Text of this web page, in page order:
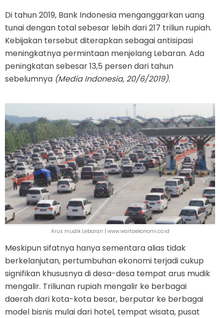
Di tahun 2019, Bank Indonesia menganggarkan uang
tunai dengan total sebesar lebih dari 217 triliun rupiah.
Kebijakan tersebut diterapkan sebagai antisipasi
meningkatnya permintaan menjelang Lebaran. Ada
peningkatan sebesar 13,5 persen dari tahun
sebelumnya (Media Indonesia, 20/6/2019).
Arus mudik Lebaran | www.wartaekonomi.co.id
Meskipun sifatnya hanya sementara alias tidak
berkelanjutan, pertumbuhan ekonomi terjadi cukup
signifikan khususnya di desa-desa tempat arus mudik
mengalir. Triliunan rupiah mengalir ke berbagai
daerah dari kota-kota besar, berputar ke berbagai
model bisnis mulai dari hotel, tempat wisata, pusat